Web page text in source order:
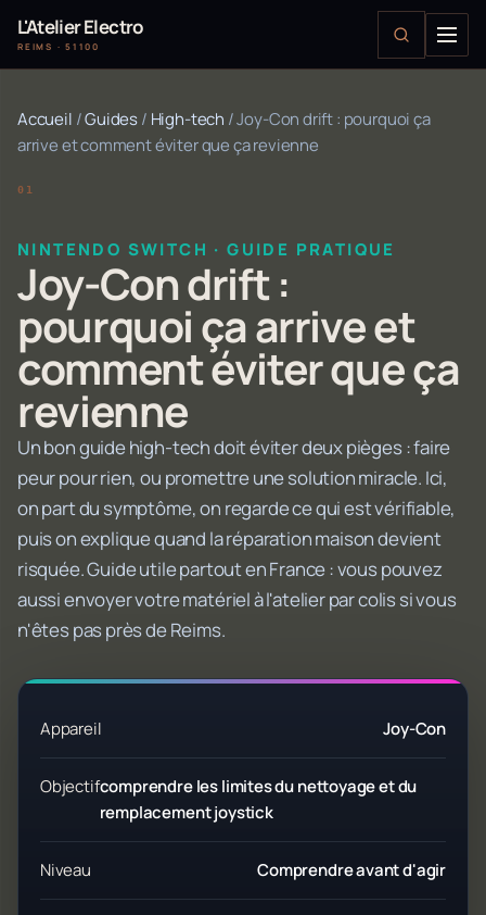
L'Atelier Electro
REIMS · 51100
Accueil /Guides/ High-tech /Joy-Con drift : pourquoi ça
arrive et comment éviter que ça revienne
NINTENDO SWITCH · GUIDE PRATIQUE
Joy-Con drift :
pourquoi ça arrive et
comment éviter que ça
revienne
Un bon guide high-tech doit éviter deux pièges : faire
peur pour rien, ou promettre une solution miracle. Ici,
on part du symptôme, on regarde ce qui est vérifiable,
puis on explique quand la réparation maison devient
risquée. Guide utile partout en France : vous pouvez
aussi envoyer votre matériel à l'atelier par colis si vous
n'êtes pas près de Reims.
Appareil Joy-Con
Objectifcomprendre les limites du nettoyage et du
remplacement joystick
Niveau Comprendre avant d'agir